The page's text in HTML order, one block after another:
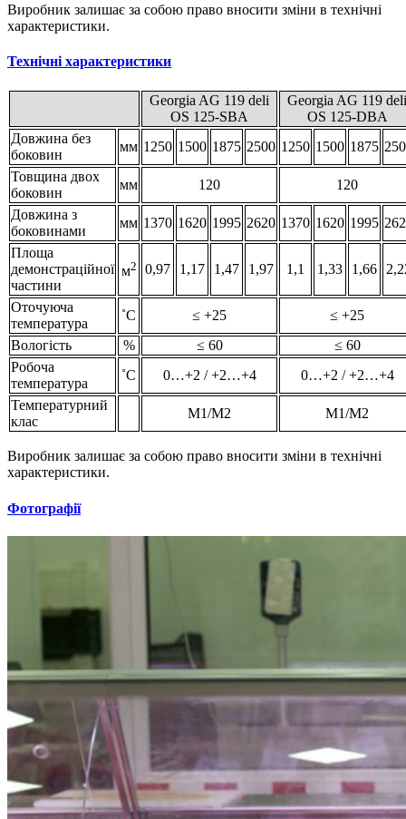
Виробник залишає за собою право вносити зміни в технічні
характеристики.
Технічні характеристики
Georgia AG 119 deli
OS 125-SBA
Georgia AG 119 deli
OS 125-DBA
Довжина без
боковин
мм 1250 1500 1875 2500 1250 1500 1875
Товщина двох
боковин
мм 120
120
Довжина з
боковинами
мм 1370 1620 1995 2620 1370 1620 1995
Площа
демонстраційної
частини
м2 0,97 1,17 1,47 1,97 1,1 1,33 1,66
Оточуюча
температура
˚С ≤ +25
≤ +25
Вологість
% ≤ 60
≤ 60
Робоча
температура
˚С 0…+2 / +2…+4
0…+2 / +2…+4
Температурний
клас
М1/М2 М1/М2
Виробник залишає за собою право вносити зміни в технічні
характеристики.
Фотографії